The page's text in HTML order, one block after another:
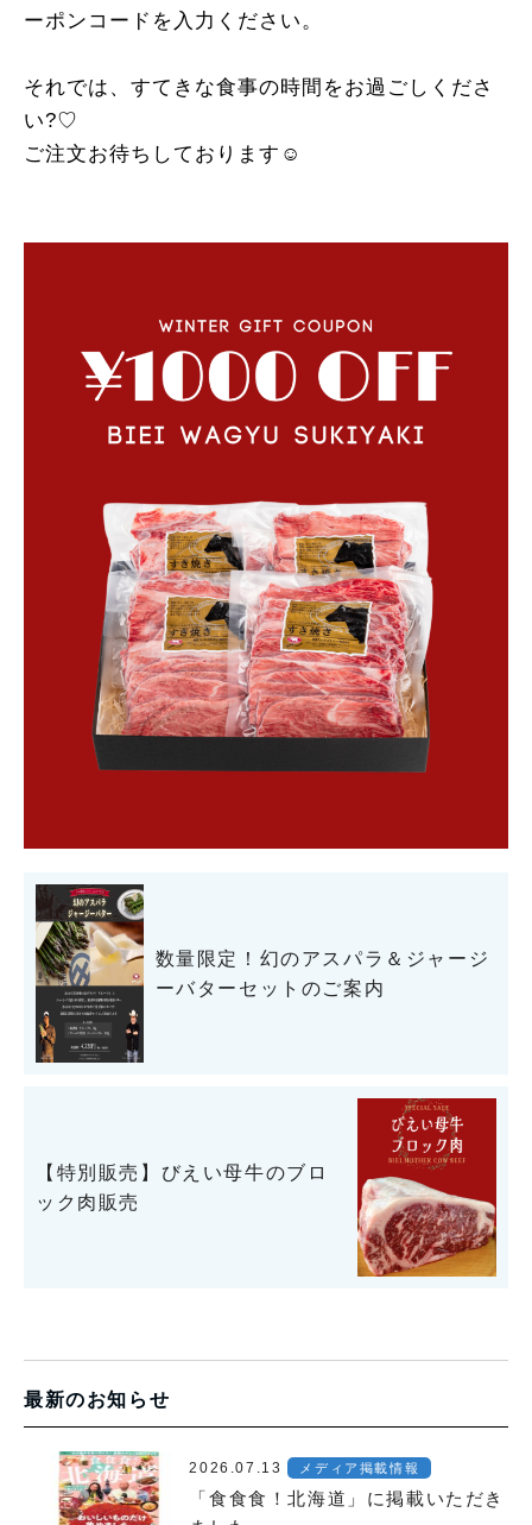
ーポンコードを入力ください。
それでは、すてきな食事の時間をお過ごしくださ
い?️♡
ご注文お待ちしております☺️
数量限定！幻のアスパラ＆ジャージ
ーバターセットのご案内
【特別販売】びえい母牛のブロ
ック肉販売
最新のお知らせ
2026.07.13 メディア掲載情報
「食食食！北海道」に掲載いただき